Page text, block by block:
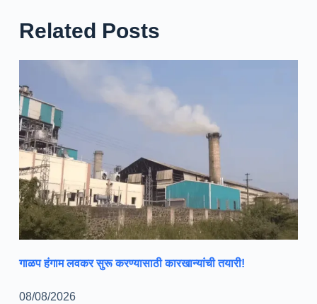
Related Posts
गाळप हंगाम लवकर सुरू करण्यासाठी कारखान्यांची तयारी!
08/08/2026